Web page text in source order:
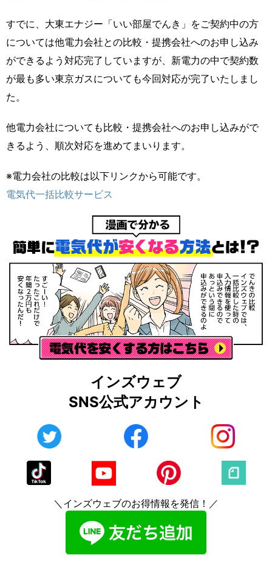
すでに、大東エナジー「いい部屋でんき」をご契約中の方
については他電力会社との比較・提携会社へのお申し込み
ができるよう対応完了していますが、新電力の中で契約数
が最も多い東京ガスについても今回対応が完了いたしまし
た。
他電力会社についても比較・提携会社へのお申し込みがで
きるよう、順次対応を進めてまいります。
※電力会社の比較は以下リンクから可能です。
電気代一括比較サービス
インズウェブ
SNS公式アカウント
＼インズウェブのお得情報を発信！／